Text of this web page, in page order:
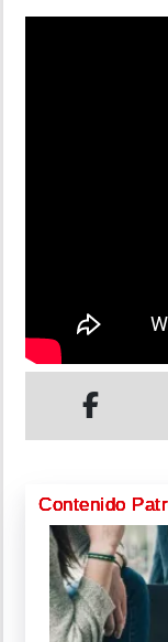
Contenido